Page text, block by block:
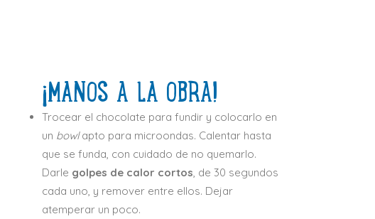
¡MANOS A LA OBRA!
Trocear el chocolate para fundir y colocarlo en
un bowlapto para microondas. Calentar hasta
que se funda, con cuidado de no quemarlo.
Darle golpes de calor cortos, de 30 segundos
cada uno, y remover entre ellos. Dejar
atemperar un poco.